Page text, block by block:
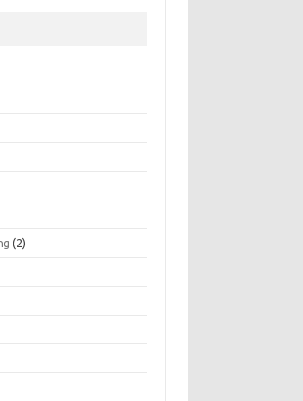
(2)